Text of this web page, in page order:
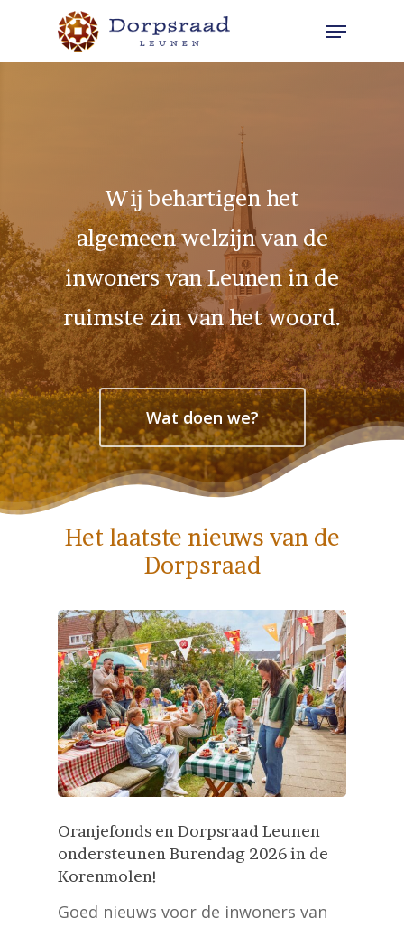
main
Menu
Wij behartigen het
algemeen welzijn van de
inwoners van Leunen in de
ruimste zin van het woord.
Wat doen we?
Het laatste nieuws van de
Dorpsraad
Oranjefonds en Dorpsraad Leunen
ondersteunen Burendag 2026 in de
Korenmolen!
Goed nieuws voor de inwoners van
Close